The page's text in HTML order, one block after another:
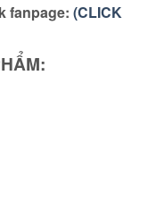
fanpage: (CLICK